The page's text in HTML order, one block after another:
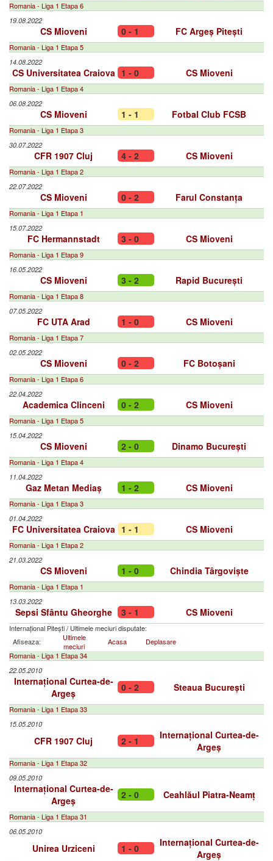
Romania - Liga 1 Etapa 6
19.08.2022
CS Mioveni 0 - 1 FC Argeș Pitești
Romania - Liga 1 Etapa 5
14.08.2022
CS Universitatea Craiova 1 - 0 CS Mioveni
Romania - Liga 1 Etapa 4
06.08.2022
CS Mioveni 1 - 1 Fotbal Club FCSB
Romania - Liga 1 Etapa 3
30.07.2022
CFR 1907 Cluj 4 - 2 CS Mioveni
Romania - Liga 1 Etapa 2
22.07.2022
CS Mioveni 0 - 2 Farul Constanța
Romania - Liga 1 Etapa 1
15.07.2022
FC Hermannstadt 3 - 0 CS Mioveni
Romania - Liga 1 Etapa 9
16.05.2022
CS Mioveni 3 - 2 Rapid București
Romania - Liga 1 Etapa 8
07.05.2022
FC UTA Arad 1 - 0 CS Mioveni
Romania - Liga 1 Etapa 7
02.05.2022
CS Mioveni 0 - 2 FC Botoșani
Romania - Liga 1 Etapa 6
22.04.2022
Academica Clinceni 0 - 2 CS Mioveni
Romania - Liga 1 Etapa 5
15.04.2022
CS Mioveni 2 - 0 Dinamo București
Romania - Liga 1 Etapa 4
11.04.2022
Gaz Metan Mediaș 1 - 2 CS Mioveni
Romania - Liga 1 Etapa 3
01.04.2022
FC Universitatea Craiova 1 - 1 CS Mioveni
Romania - Liga 1 Etapa 2
21.03.2022
CS Mioveni 1 - 0 Chindia Târgoviște
Romania - Liga 1 Etapa 1
13.03.2022
Sepsi Sfântu Gheorghe 3 - 1 CS Mioveni
Internațional Pitești/ Ultimele meciuri disputate:
Afiseaza:
Ultimele
meciuri
Acasa
Deplasare
Romania - Liga 1 Etapa 34
22.05.2010
Internațional Curtea-de-
Argeș
0 - 2 Steaua București
Romania - Liga 1 Etapa 33
15.05.2010
CFR 1907 Cluj 2 - 1
Internațional Curtea-de-
Argeș
Romania - Liga 1 Etapa 32
09.05.2010
Internațional Curtea-de-
Argeș
2 - 0 Ceahlăul Piatra-Neamț
Romania - Liga 1 Etapa 31
06.05.2010
Unirea Urziceni 1 - 0
Internațional Curtea-de-
Argeș